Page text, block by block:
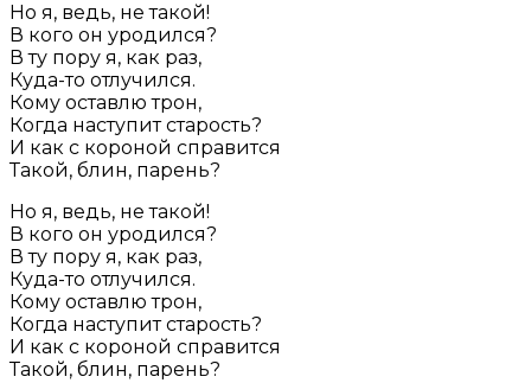
Но я, ведь, не такой!
В кого он уродился?
В ту пору я, как раз,
Куда-то отлучился.
Кому оставлю трон,
Когда наступит старость?
И как с короной справится
Такой, блин, парень?
Но я, ведь, не такой!
В кого он уродился?
В ту пору я, как раз,
Куда-то отлучился.
Кому оставлю трон,
Когда наступит старость?
И как с короной справится
Такой, блин, парень?